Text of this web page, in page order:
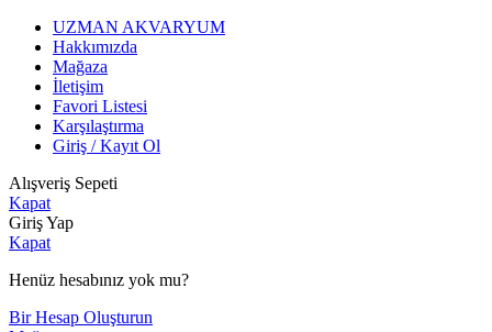
UZMAN AKVARYUM
Hakkımızda
Mağaza
İletişim
Favori Listesi
Karşılaştırma
Giriş / Kayıt Ol
Alışveriş Sepeti
Kapat
Giriş Yap
Kapat
Henüz hesabınız yok mu?
Bir Hesap Oluşturun